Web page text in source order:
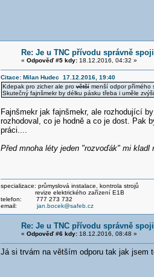
Re: Je u TNC přívodu správně
« Odpověď #5 kdy:18.12.2016, 04:32 »
Citace: Milan Hudec 17.12.2016, 19:40
Kdepak pro zicher ale provětšímenší odpor přímého
Skutečný fajnšmekr by délku pásku třeba i uměle
Fajnšmekr jak fajnšmekr, ale rozhodující
rozhodoval, co je hodně a co je dost. Pak
práci....
Před mnoha léty jeden "rozvoďák" mi
specializace: průmyslová instalace, kontrola strojů
revize elektrického zařízení E1B
telefon: 777 273 732
email: jan.bocek@safeb.cz
Re: Je u TNC přívodu správně
« Odpověď #6 kdy:18.12.2016, 08:48 »
Já si trvám na větším odporu tak jak jsem